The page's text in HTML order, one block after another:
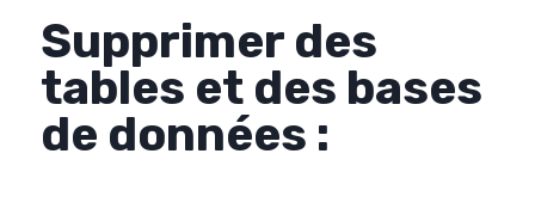
Supprimer des
tables et des bases
de données :